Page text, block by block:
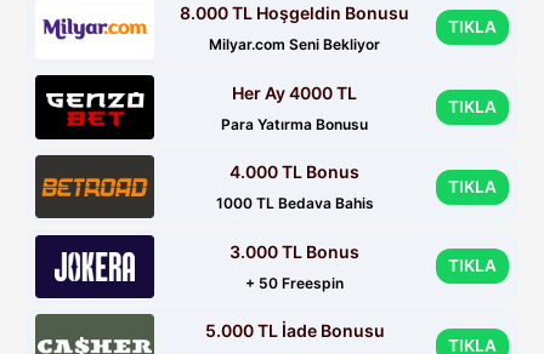
8.000 TL Hoşgeldin Bonusu
Milyar.com Seni Bekliyor
TIKLA
Her Ay 4000 TL
Para Yatırma Bonusu
TIKLA
4.000 TL Bonus
1000 TL Bedava Bahis
TIKLA
3.000 TL Bonus
+ 50 Freespin
TIKLA
5.000 TL İade Bonusu
TIKLA